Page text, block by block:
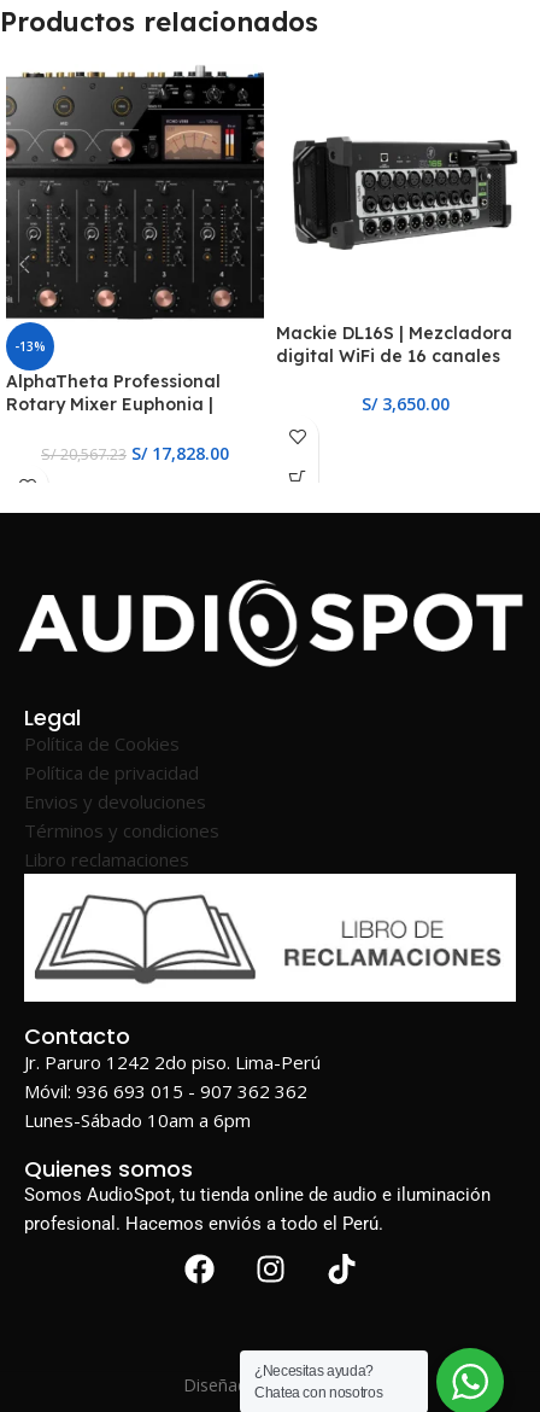
Productos relacionados
-13%
AlphaTheta Professional
Rotary Mixer Euphonia |
profesional de 4 canales
S/20,567.23 S/17,828.00
Mackie DL16S | Mezcladora
digital WiFi de 16 canales
S/3,650.00
Legal
Política de Cookies
Política de privacidad
Envios y devoluciones
Términos y condiciones
Libro reclamaciones
Contacto
Jr. Paruro 1242 2do piso. Lima-Perú
Móvil: 936 693 015 - 907 362 362
Lunes-Sábado 10am a 6pm
Quienes somos
Somos AudioSpot, tu tienda online de audio e iluminación
profesional. Hacemos enviós a todo el Perú.
Diseñado porBIGWEB
¿Necesitas ayuda?
Chatea con nosotros